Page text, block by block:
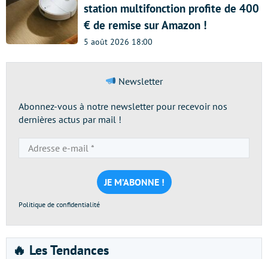
station multifonction profite de 400
€ de remise sur Amazon !
5 août 2026 18:00
Newsletter
Abonnez-vous à notre newsletter pour recevoir nos
dernières actus par mail !
e-
mail
*
Politique de confidentialité
🔥 Les Tendances